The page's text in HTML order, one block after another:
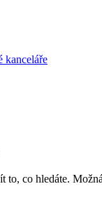
kanceláře
to, co hledáte.